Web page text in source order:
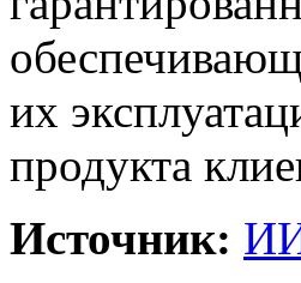
их
продукта
Источник: